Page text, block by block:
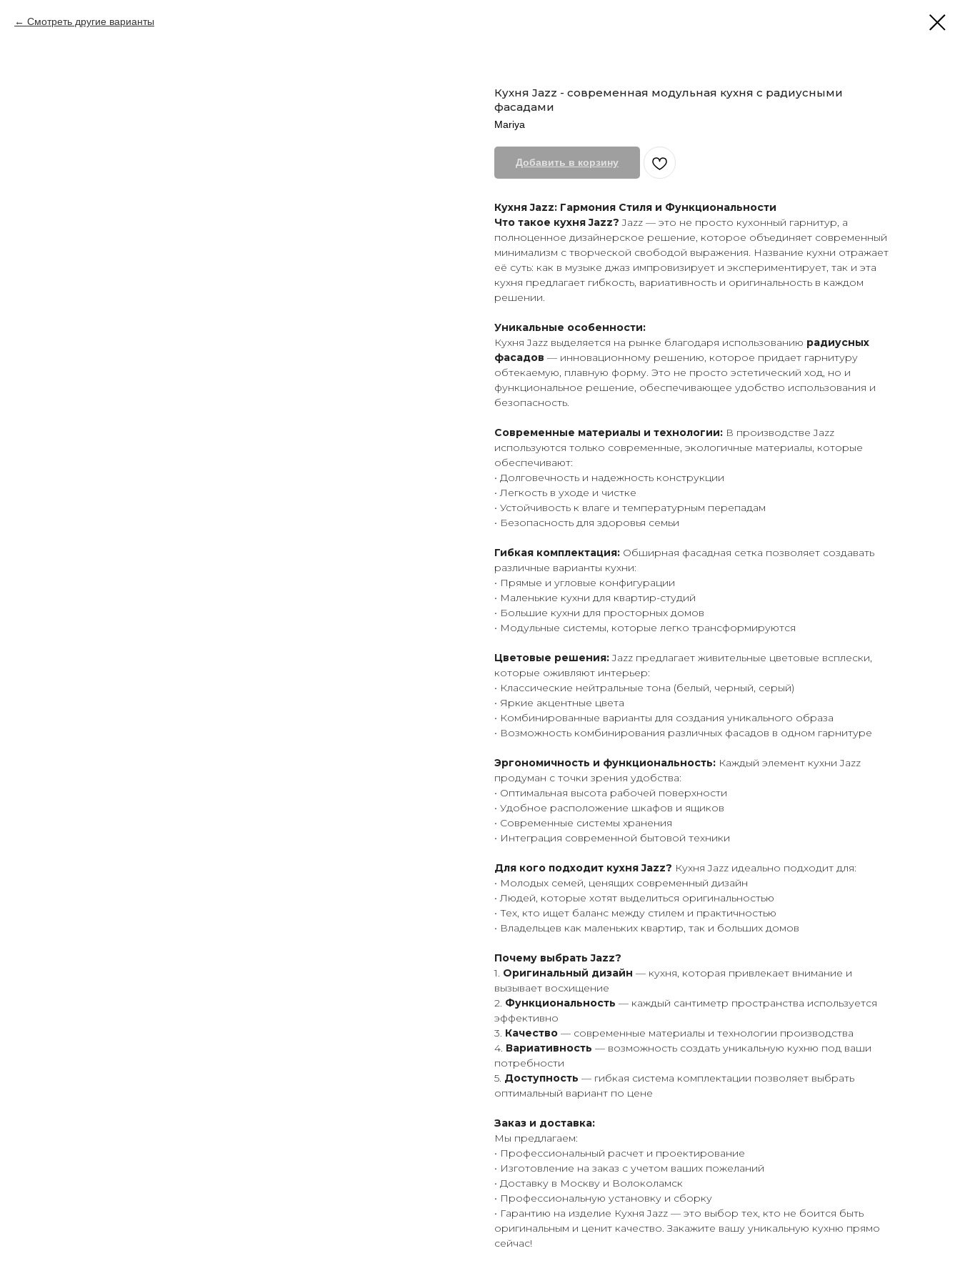
Смотреть другие варианты
Кухня Jazz - современная модульная кухня с радиусными
фасадами
Mariya
Добавить в корзину
Кухня Jazz: Гармония Стиля и Функциональности
Что такое кухня Jazz? Jazz — это не просто кухонный гарнитур, а
полноценное дизайнерское решение, которое объединяет современный
минимализм с творческой свободой выражения. Название кухни отражает
её суть: как в музыке джаз импровизирует и экспериментирует, так и эта
кухня предлагает гибкость, вариативность и оригинальность в каждом
решении.
Уникальные особенности:
Кухня Jazz выделяется на рынке благодаря использованию радиусных
фасадов — инновационному решению, которое придает гарнитуру
обтекаемую, плавную форму. Это не просто эстетический ход, но и
функциональное решение, обеспечивающее удобство использования и
безопасность.
Современные материалы и технологии: В производстве Jazz
используются только современные, экологичные материалы, которые
обеспечивают:
• Долговечность и надежность конструкции
• Легкость в уходе и чистке
• Устойчивость к влаге и температурным перепадам
• Безопасность для здоровья семьи
Гибкая комплектация: Обширная фасадная сетка позволяет создавать
различные варианты кухни:
• Прямые и угловые конфигурации
• Маленькие кухни для квартир-студий
• Большие кухни для просторных домов
• Модульные системы, которые легко трансформируются
Цветовые решения:Jazz предлагает живительные цветовые всплески,
которые оживляют интерьер:
• Классические нейтральные тона (белый, черный, серый)
• Яркие акцентные цвета
• Комбинированные варианты для создания уникального образа
• Возможность комбинирования различных фасадов в одном гарнитуре
Эргономичность и функциональность: Каждый элемент кухни Jazz
продуман с точки зрения удобства:
• Оптимальная высота рабочей поверхности
• Удобное расположение шкафов и ящиков
• Современные системы хранения
• Интеграция современной бытовой техники
Для кого подходит кухня Jazz? Кухня Jazz идеально подходит для:
• Молодых семей, ценящих современный дизайн
• Людей, которые хотят выделиться оригинальностью
• Тех, кто ищет баланс между стилем и практичностью
• Владельцев как маленьких квартир, так и больших домов
Почему выбрать Jazz?
1. Оригинальный дизайн — кухня, которая привлекает внимание и
вызывает восхищение
2. Функциональность — каждый сантиметр пространства используется
эффективно
3. Качество — современные материалы и технологии производства
4. Вариативность — возможность создать уникальную кухню под ваши
потребности
5. Доступность — гибкая система комплектации позволяет выбрать
оптимальный вариант по цене
Заказ и доставка:
Мы предлагаем:
• Профессиональный расчет и проектирование
• Изготовление на заказ с учетом ваших пожеланий
• Доставку в Москву и Волоколамск
• Профессиональную установку и сборку
• Гарантию на изделие Кухня Jazz — это выбор тех, кто не боится быть
оригинальным и ценит качество. Закажите вашу уникальную кухню прямо
сейчас!